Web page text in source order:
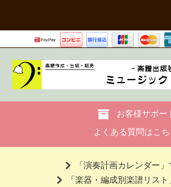
お客様サポー
よくある質問はこち
「演奏計画カレンダー
「楽器・編成別楽譜リス